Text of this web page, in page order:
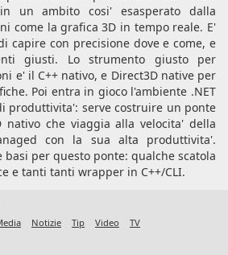
un ambito cosi' esasperato dalla
come la grafica 3D in tempo reale. E'
capire con precisione dove e come, e
giusti. Lo strumento giusto per
e' il C++ nativo, e Direct3D native per
Poi entra in gioco l'ambiente .NET
produttivita': serve costruire un ponte
che viaggia alla velocita' della
con la sua alta produttivita'.
basi per questo ponte: qualche scatola
e tanti tanti wrapper in C++/CLI.
Notizie Tip Video TV